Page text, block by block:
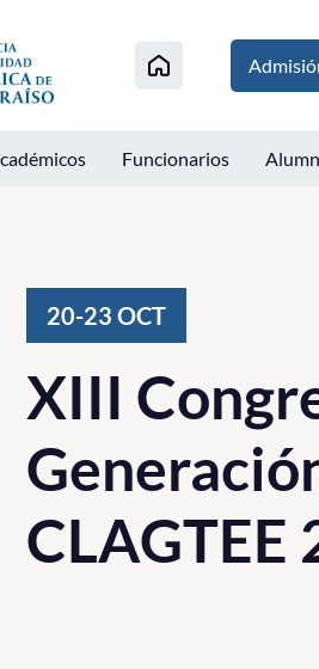
al contenido
Funcionarios
20-23 OCT
XIII
CLAGTEE